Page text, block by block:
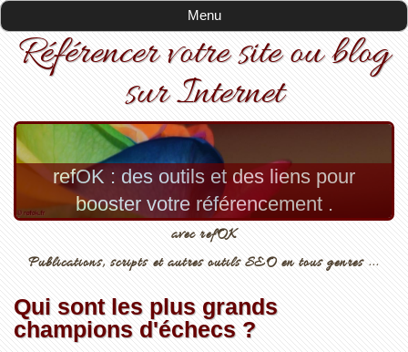
Menu
Référencer votre site ou blog
sur Internet
refOK : des outils et des liens pour
booster votre référencement .
avec refOK
Publications, scripts et autres outils SEO en tous genres ...
Qui sont les plus grands
champions d'échecs ?
Menu